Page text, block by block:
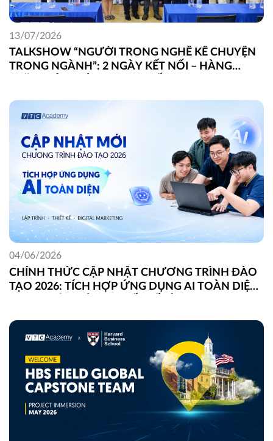
TALKSHOW “NGƯỜI TRONG NGHỀ KỂ CHUYỆN
TRONG NGÀNH”: 2 NGÀY KẾT NỐI – HÀNG
13/07/2026
CHÍNH THỨC CẬP NHẬT CHƯƠNG TRÌNH ĐÀO
TẠO 2026: TÍCH HỢP ỨNG DỤNG AI TOÀN DIỆN
04/06/2026